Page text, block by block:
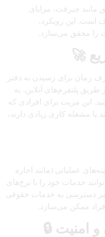
مانند جیرفت، مزایای
است. این رویکرد،
را محقق می‌سازد.
🚀
زمان برای رسیدن به دفتر
پلتفرم‌های آنلاین، به
این مزیت برای افرادی که
مشغله کاری زیادی دارند،
عملیاتی (مانند اجاره
خدمات خود را با نرخ‌های
دسترسی به خدمات حقوقی
ممکن می‌سازد.
🔒